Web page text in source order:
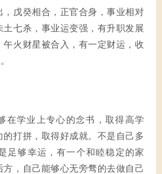
，戊癸相合，正官合身，事业相对
七杀，事业运变强，有升职发展
午火财星被合入，有一定财运，收
在学业上专心的念书，取得高学
的打拼，取得好成就。不是自己多
足够幸运，有一个和睦稳定的家
方，自己能够心无旁骛的去做自己